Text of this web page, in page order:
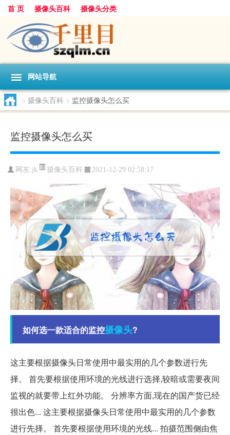
首 页 摄像头百科 摄像头分类
网站导航
> 摄像头百科 > 监控摄像头怎么买
监控摄像头怎么买
网友:jk 摄像头百科 2021-12-29 02:58:17
如何选一款适合的监控摄像头?
这主要根据摄像头日常使用中最实用的几个参数进行先
择。 首先要根据使用环境的光线进行选择,较暗或需要夜间
监视的就要带上红外功能。 分辨率方面,现在的国产货已经
很出色... 这主要根据摄像头日常使用中最实用的几个参数
进行先择。 首先要根据使用环境的光线... 拍摄范围侧由焦